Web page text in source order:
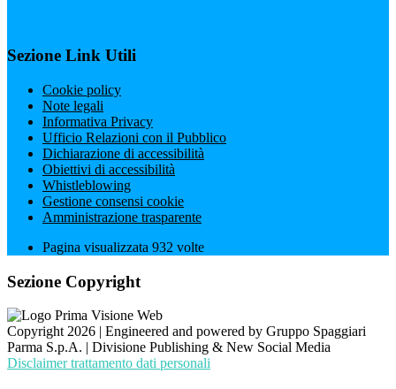
Sezione Link Utili
Cookie policy
Note legali
Informativa Privacy
Ufficio Relazioni con il Pubblico
Dichiarazione di accessibilità
Obiettivi di accessibilità
Whistleblowing
Gestione consensi cookie
Amministrazione trasparente
Pagina visualizzata 932 volte
Sezione Copyright
Copyright 2026 | Engineered and powered by Gruppo Spaggiari
Parma S.p.A. | Divisione Publishing & New Social Media
Disclaimer trattamento dati personali